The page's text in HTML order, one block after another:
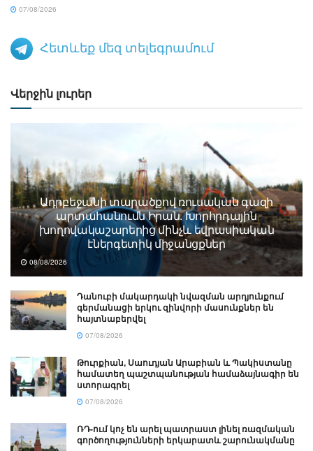
07/08/2026
Հետևեք մեզ տելեգրամում
Վերջին լուրեր
Ադրբեջանի տարածքով ռուսական գազի
արտահանումն Իրան. Խորհրդային
խողովակաշարերից մինչև եվրասիական
էներգետիկ միջանցքներ
08/08/2026
Դանուբի մակարդակի նվազման արդյունքում
գերմանացի երկու զինվորի մասունքներ են
հայտնաբերվել
07/08/2026
Թուրքիան, Սաուդյան Արաբիան և Պակիստանը
համատեղ պաշտպանության համաձայնագիր են
ստորագրել
07/08/2026
ՌԴ-ում կոչ են արել պատրաստ լինել ռազմական
գործողությունների երկարատև շարունակմանը